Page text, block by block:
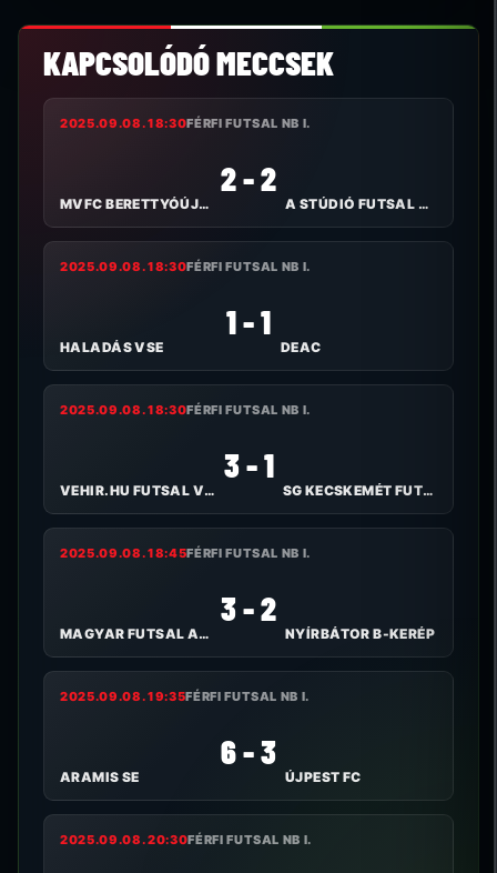
KAPCSOLÓDÓ MECCSEK
2025.09.08. 18:30FÉRFI FUTSAL NB I.
MVFC BERETTYÓÚJFALU
2 - 2
A STÚDIÓ FUTSAL NYÍREGYHÁZA
2025.09.08. 18:30FÉRFI FUTSAL NB I.
HALADÁS VSE
1 - 1
DEAC
2025.09.08. 18:30FÉRFI FUTSAL NB I.
VEHIR.HU FUTSAL VESZPRÉM
3 - 1
SG KECSKEMÉT FUTSAL
2025.09.08. 18:45FÉRFI FUTSAL NB I.
MAGYAR FUTSAL AKADÉMIA
3 - 2
NYÍRBÁTOR B-KERÉP
2025.09.08. 19:35FÉRFI FUTSAL NB I.
ARAMIS SE
6 - 3
ÚJPEST FC
2025.09.08. 20:30FÉRFI FUTSAL NB I.